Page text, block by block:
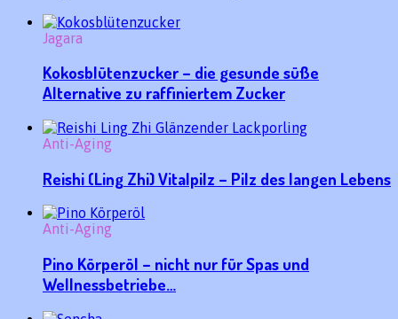
Jagara
Kokosblütenzucker – die gesunde süße
Alternative zu raffiniertem Zucker
Anti-Aging
Reishi (Ling Zhi) Vitalpilz – Pilz des langen Lebens
Anti-Aging
Pino Körperöl – nicht nur für Spas und
Wellnessbetriebe…